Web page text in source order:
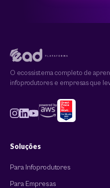
O ecossistema completo de
infoprodutores e empresas que
Soluções
Para Infoprodutores
Para Empresas